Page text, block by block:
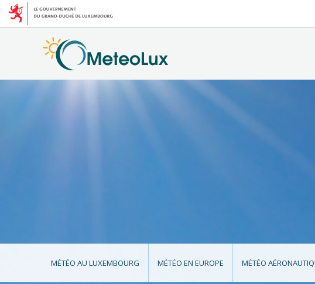
MÉTÉO AU LUXEMBOURG MÉTÉO EN EUROPE MÉTÉO